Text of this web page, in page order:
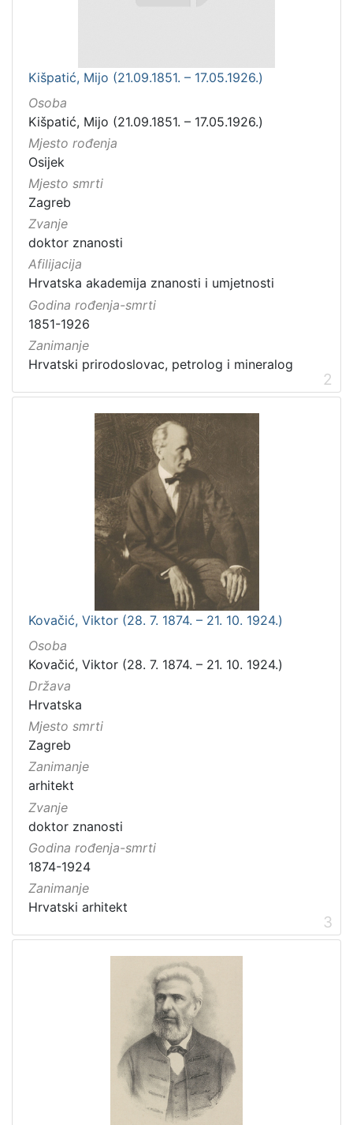
Kišpatić, Mijo (21.09.1851. – 17.05.1926.)
Osoba
Kišpatić, Mijo (21.09.1851. – 17.05.1926.)
Mjesto rođenja
Osijek
Mjesto smrti
Zagreb
Zvanje
doktor znanosti
Afilijacija
Hrvatska akademija znanosti i umjetnosti
Godina rođenja-smrti
1851-1926
Zanimanje
Hrvatski prirodoslovac, petrolog i mineralog
2
Kovačić, Viktor (28. 7. 1874. – 21. 10. 1924.)
Osoba
Kovačić, Viktor (28. 7. 1874. – 21. 10. 1924.)
Država
Hrvatska
Mjesto smrti
Zagreb
Zanimanje
arhitekt
Zvanje
doktor znanosti
Godina rođenja-smrti
1874-1924
Zanimanje
Hrvatski arhitekt
3